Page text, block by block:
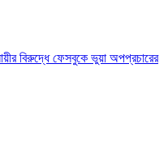
বিরুদ্ধে ফেসবুকে ভুয়া অপপ্রচারের